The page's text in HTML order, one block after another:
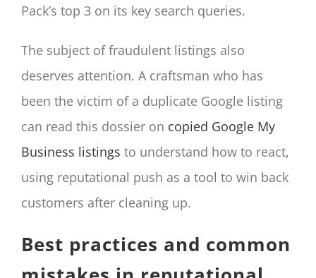
Pack’s top 3 on its key search queries.
The subject of fraudulent listings also
deserves attention. A craftsman who has
been the victim of a duplicate Google listing
can read this dossier on copied Google My
Business listings to understand how to react,
using reputational push as a tool to win back
customers after cleaning up.
Best practices and common